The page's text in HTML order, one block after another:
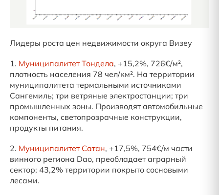
Лидеры роста цен недвижимости округа Визеу
1. Муниципалитет Тондела, +15,2%, 726€/м²,
плотность населения 78 чел/км². На территории
муниципалитета термальными источниками
Сангемиль; три ветряные электростанции; три
промышленных зоны. Производят автомобильные
компоненты, светопрозрачные конструкции,
продукты питания.
2. Муниципалитет Сатан, +17,5%, 754€/м части
винного региона Dao, преобладает аграрный
сектор; 43,2% территории покрыто сосновыми
лесами.